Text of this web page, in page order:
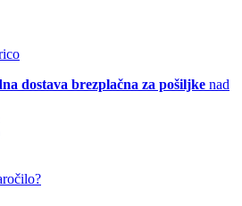
dostava brezplačna za pošiljke nad